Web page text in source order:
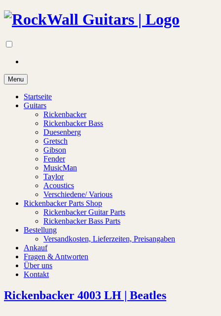
Menu
Startseite
Guitars
Rickenbacker
Rickenbacker Bass
Duesenberg
Gretsch
Gibson
Fender
MusicMan
Taylor
Acoustics
Verschiedene/ Various
Rickenbacker Parts Shop
Rickenbacker Guitar Parts
Rickenbacker Bass Parts
Bestellung
Versandkosten, Lieferzeiten, Preisangaben
Ankauf
Fragen & Antworten
Über uns
Kontakt
Rickenbacker 4003 LH | Beatles